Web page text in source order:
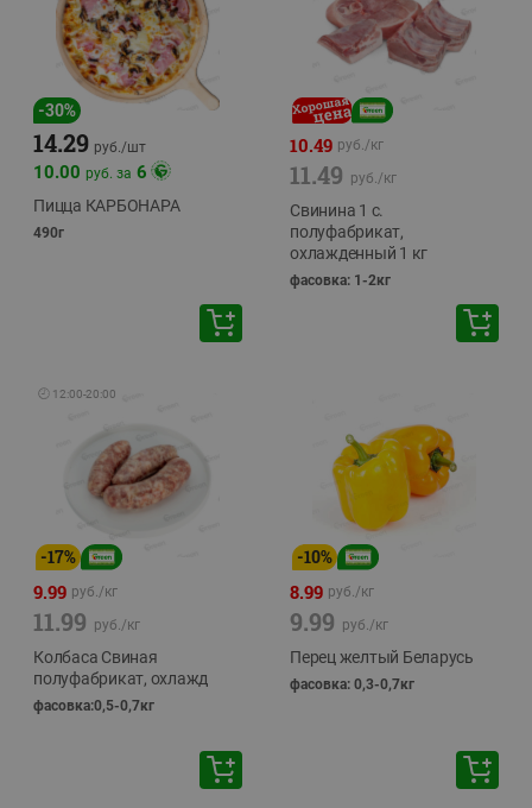
-30%
14.29 руб./шт
10.00 руб. за 6
Пицца КАРБОНАРА
490г
10.49 руб./кг
11.49 руб./кг
Свинина 1 с.
полуфабрикат,
охлажденный 1 кг
фасовка: 1-2кг
🕘 12:00-20:00
-17%
9.99 руб./кг
11.99 руб./кг
Колбаса Свиная
полуфабрикат, охлажд
фасовка:0,5-0,7кг
-10%
8.99 руб./кг
9.99 руб./кг
Перец желтый Беларусь
фасовка: 0,3-0,7кг